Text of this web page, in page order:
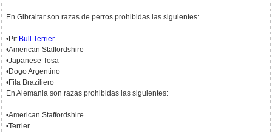
En Gibraltar son razas de perros prohibidas las siguientes:
•Pit Bull Terrier
•American Staffordshire
•Japanese Tosa
•Dogo Argentino
•Fila Braziliero
En Alemania son razas prohibidas las siguientes:
•American Staffordshire
•Terrier